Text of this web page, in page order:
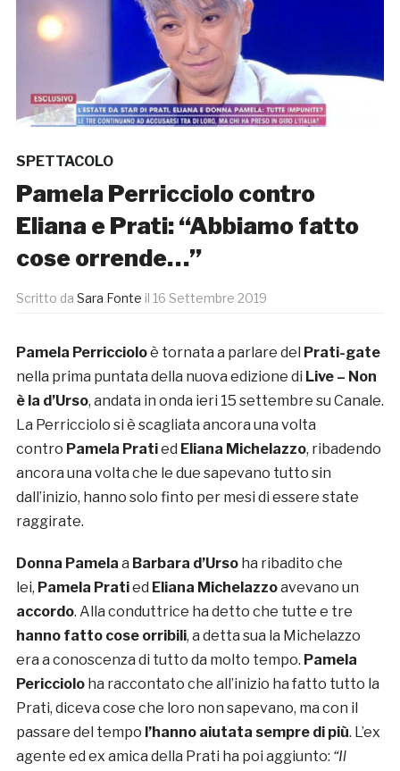
SPETTACOLO
Pamela Perricciolo contro
Eliana e Prati: “Abbiamo fatto
cose orrende…”
Scritto da Sara Fonte il 16 Settembre 2019
Pamela Perriccioloè tornata a parlare del Prati-gate
nella prima puntata della nuova edizione di Live – Non
è la d’Urso, andata in onda ieri 15 settembre su Canale.
La Perricciolo si è scagliata ancora una volta
contro Pamela Pratied Eliana Michelazzo, ribadendo
ancora una volta che le due sapevano tutto sin
dall’inizio, hanno solo finto per mesi di essere state
raggirate.
Donna Pamela a Barbara d’Urso ha ribadito che
lei, Pamela Pratied Eliana Michelazzoavevano un
accordo. Alla conduttrice ha detto che tutte e tre
hanno fatto cose orribili, a detta sua la Michelazzo
era a conoscenza di tutto da molto tempo. Pamela
Pericciolo ha raccontato che all’inizio ha fatto tutto la
Prati, diceva cose che loro non sapevano, ma con il
passare del tempo l’hanno aiutata sempre di più. L’ex
agente ed ex amica della Prati ha poi aggiunto: “Il